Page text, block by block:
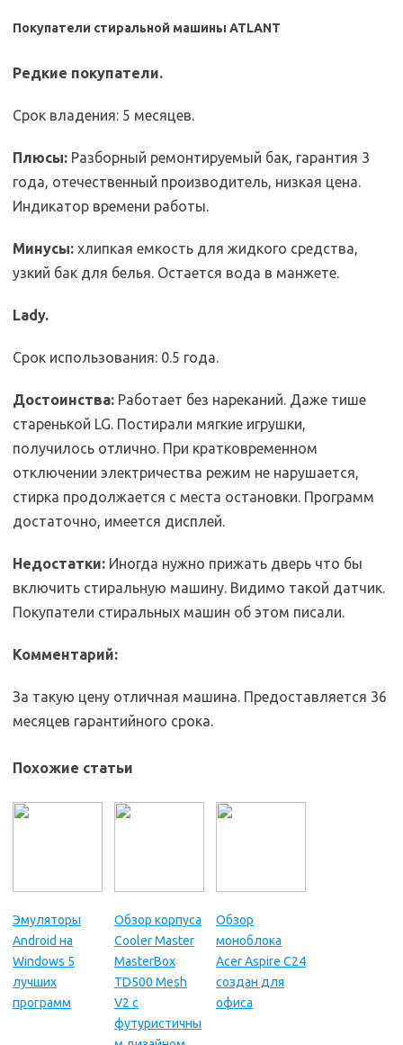
Покупатели стиральной машины ATLANT
Редкие покупатели.
Срок владения: 5 месяцев.
Плюсы: Разборный ремонтируемый бак, гарантия 3
года, отечественный производитель, низкая цена.
Индикатор времени работы.
Минусы: хлипкая емкость для жидкого средства,
узкий бак для белья. Остается вода в манжете.
Lady.
Срок использования: 0.5 года.
Достоинства: Работает без нареканий. Даже тише
старенькой LG. Постирали мягкие игрушки,
получилось отлично. При кратковременном
отключении электричества режим не нарушается,
стирка продолжается с места остановки. Программ
достаточно, имеется дисплей.
Недостатки: Иногда нужно прижать дверь что бы
включить стиральную машину. Видимо такой датчик.
Покупатели стиральных машин об этом писали.
Комментарий:
За такую цену отличная машина. Предоставляется 36
месяцев гарантийного срока.
Похожие статьи
Эмуляторы
Android на
Windows 5
лучших
программ
Обзор корпуса
Cooler Master
MasterBox
TD500 Mesh
V2 с
футуристичны
Обзор
моноблока
Acer Aspire C24
создан для
офиса